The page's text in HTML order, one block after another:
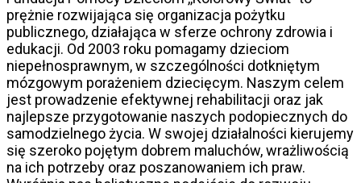
prężnie rozwijająca się organizacja pożytku
publicznego, działająca w sferze ochrony zdrowia i
edukacji. Od 2003 roku pomagamy dzieciom
niepełnosprawnym, w szczególności dotkniętym
mózgowym porażeniem dziecięcym. Naszym celem
jest prowadzenie efektywnej rehabilitacji oraz jak
najlepsze przygotowanie naszych podopiecznych do
samodzielnego życia. W swojej działalności kierujemy
się szeroko pojętym dobrem maluchów, wrażliwością
na ich potrzeby oraz poszanowaniem ich praw.